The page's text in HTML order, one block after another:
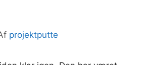
projektputte